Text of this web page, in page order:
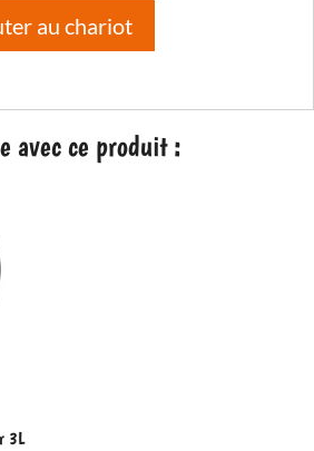
au chariot
avec ce produit :
3L